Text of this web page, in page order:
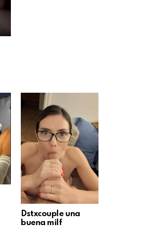
Dstxcouple una
buena milf